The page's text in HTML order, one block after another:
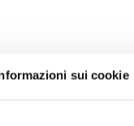
sui cookie